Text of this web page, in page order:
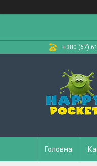
+380 (67)
Головна